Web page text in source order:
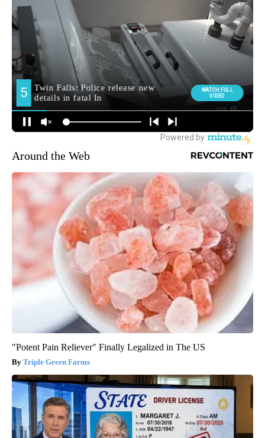
Around the Web
"Potent Pain Reliever" Finally Legalized in The US
Triple Green Farms